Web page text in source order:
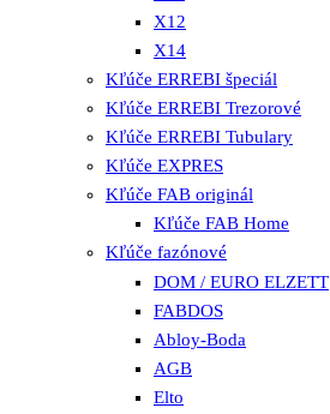
X12
X14
Kľúče ERREBI špeciál
Kľúče ERREBI Trezorové
Kľúče ERREBI Tubulary
Kľúče EXPRES
Kľúče FAB originál
Kľúče FAB Home
Kľúče fazónové
DOM / EURO ELZETT
FABDOS
Abloy-Boda
AGB
Elto